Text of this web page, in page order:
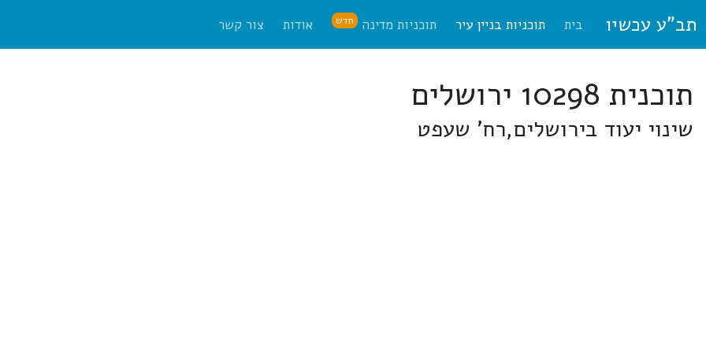
תב"ע עכשיו בית תוכניות בניין עיר תוכניות מדינה חדש אודות צור קשר
תוכנית 10298 ירושלים
שינוי יעוד בירושלים,רח' שעפט